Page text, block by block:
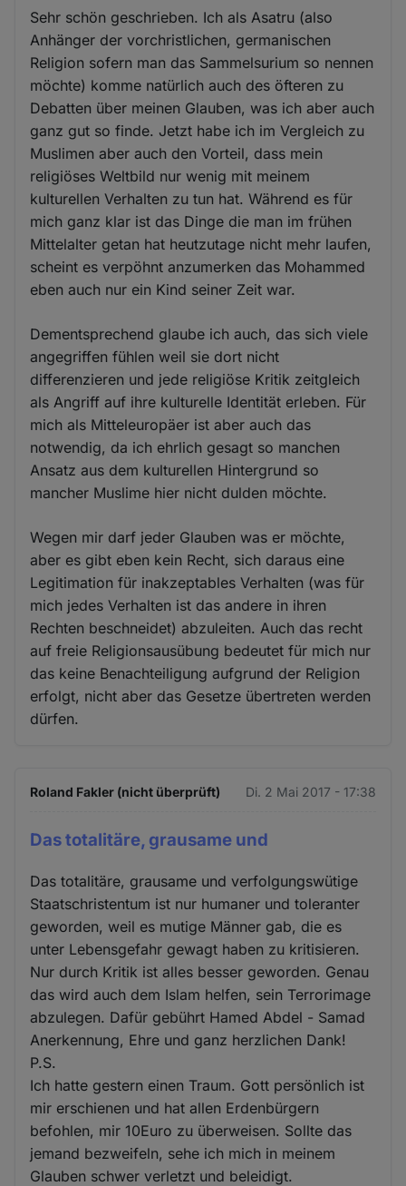
Sehr schön geschrieben. Ich als Asatru (also
Anhänger der vorchristlichen, germanischen
Religion sofern man das Sammelsurium so nennen
möchte) komme natürlich auch des öfteren zu
Debatten über meinen Glauben, was ich aber auch
ganz gut so finde. Jetzt habe ich im Vergleich zu
Muslimen aber auch den Vorteil, dass mein
religiöses Weltbild nur wenig mit meinem
kulturellen Verhalten zu tun hat. Während es für
mich ganz klar ist das Dinge die man im frühen
Mittelalter getan hat heutzutage nicht mehr laufen,
scheint es verpöhnt anzumerken das Mohammed
eben auch nur ein Kind seiner Zeit war.
Dementsprechend glaube ich auch, das sich viele
angegriffen fühlen weil sie dort nicht
differenzieren und jede religiöse Kritik zeitgleich
als Angriff auf ihre kulturelle Identität erleben. Für
mich als Mitteleuropäer ist aber auch das
notwendig, da ich ehrlich gesagt so manchen
Ansatz aus dem kulturellen Hintergrund so
mancher Muslime hier nicht dulden möchte.
Wegen mir darf jeder Glauben was er möchte,
aber es gibt eben kein Recht, sich daraus eine
Legitimation für inakzeptables Verhalten (was für
mich jedes Verhalten ist das andere in ihren
Rechten beschneidet) abzuleiten. Auch das recht
auf freie Religionsausübung bedeutet für mich nur
das keine Benachteiligung aufgrund der Religion
erfolgt, nicht aber das Gesetze übertreten werden
dürfen.
Roland Fakler (nicht überprüft) Di. 2 Mai 2017 - 17:38
Das totalitäre, grausame und
Das totalitäre, grausame und verfolgungswütige
Staatschristentum ist nur humaner und toleranter
geworden, weil es mutige Männer gab, die es
unter Lebensgefahr gewagt haben zu kritisieren.
Nur durch Kritik ist alles besser geworden. Genau
das wird auch dem Islam helfen, sein Terrorimage
abzulegen. Dafür gebührt Hamed Abdel - Samad
Anerkennung, Ehre und ganz herzlichen Dank!
P.S.
Ich hatte gestern einen Traum. Gott persönlich ist
mir erschienen und hat allen Erdenbürgern
befohlen, mir 10Euro zu überweisen. Sollte das
jemand bezweifeln, sehe ich mich in meinem
Glauben schwer verletzt und beleidigt.